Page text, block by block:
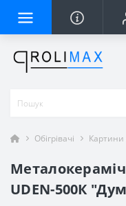
Обігрівачі Картини
UDEN-500К